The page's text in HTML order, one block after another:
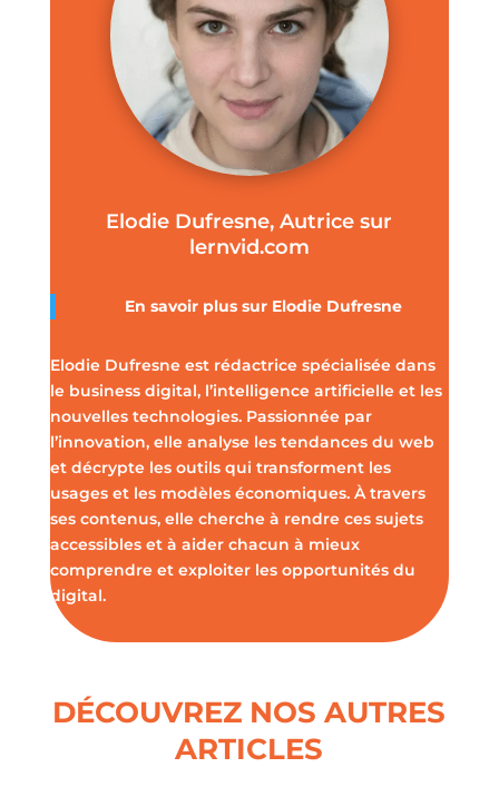
Elodie Dufresne, Autrice sur
lernvid.com
En savoir plus sur Elodie Dufresne
Elodie Dufresne est rédactrice spécialisée dans
le business digital, l’intelligence artificielle et les
nouvelles technologies. Passionnée par
l’innovation, elle analyse les tendances du web
et décrypte les outils qui transforment les
usages et les modèles économiques. À travers
ses contenus, elle cherche à rendre ces sujets
accessibles et à aider chacun à mieux
comprendre et exploiter les opportunités du
digital.
DÉCOUVREZ NOS AUTRES
ARTICLES